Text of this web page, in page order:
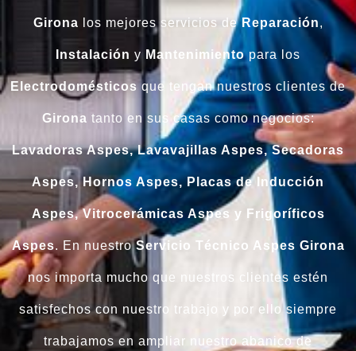
Girona los mejores servicios de Reparación,
Instalación y Mantenimientopara los
Electrodomésticosque tengan nuestros clientes de
Girona tanto en sus casas como negocios:
Lavadoras Aspes, Lavavajillas Aspes, Secadoras
Aspes, Hornos Aspes, Placas de Inducción
Aspes, Vitrocerámicas Aspes y Frigoríficos
Aspes. En nuestroServicio Técnico Aspes Girona
nos importa mucho que nuestros clientes estén
satisfechos con nuestro trabajo y por ello siempre
trabajamos en ampliar nuestro abanico de